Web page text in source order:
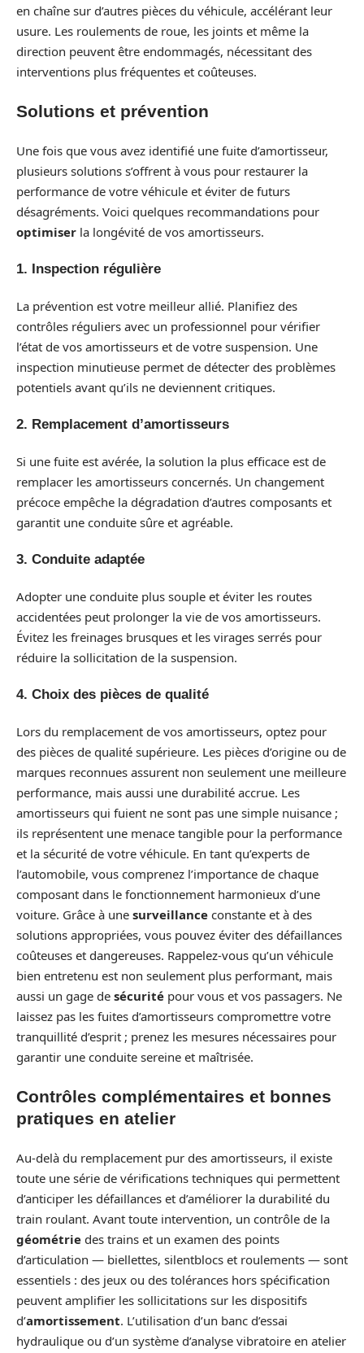
en chaîne sur d’autres pièces du véhicule, accélérant leur
usure. Les roulements de roue, les joints et même la
direction peuvent être endommagés, nécessitant des
interventions plus fréquentes et coûteuses.
Solutions et prévention
Une fois que vous avez identifié une fuite d’amortisseur,
plusieurs solutions s’offrent à vous pour restaurer la
performance de votre véhicule et éviter de futurs
désagréments. Voici quelques recommandations pour
optimiser la longévité de vos amortisseurs.
1. Inspection régulière
La prévention est votre meilleur allié. Planifiez des
contrôles réguliers avec un professionnel pour vérifier
l’état de vos amortisseurs et de votre suspension. Une
inspection minutieuse permet de détecter des problèmes
potentiels avant qu’ils ne deviennent critiques.
2. Remplacement d’amortisseurs
Si une fuite est avérée, la solution la plus efficace est de
remplacer les amortisseurs concernés. Un changement
précoce empêche la dégradation d’autres composants et
garantit une conduite sûre et agréable.
3. Conduite adaptée
Adopter une conduite plus souple et éviter les routes
accidentées peut prolonger la vie de vos amortisseurs.
Évitez les freinages brusques et les virages serrés pour
réduire la sollicitation de la suspension.
4. Choix des pièces de qualité
Lors du remplacement de vos amortisseurs, optez pour
des pièces de qualité supérieure. Les pièces d’origine ou de
marques reconnues assurent non seulement une meilleure
performance, mais aussi une durabilité accrue. Les
amortisseurs qui fuient ne sont pas une simple nuisance ;
ils représentent une menace tangible pour la performance
et la sécurité de votre véhicule. En tant qu’experts de
l’automobile, vous comprenez l’importance de chaque
composant dans le fonctionnement harmonieux d’une
voiture. Grâce à une surveillance constante et à des
solutions appropriées, vous pouvez éviter des défaillances
coûteuses et dangereuses. Rappelez-vous qu’un véhicule
bien entretenu est non seulement plus performant, mais
aussi un gage de sécurité pour vous et vos passagers. Ne
laissez pas les fuites d’amortisseurs compromettre votre
tranquillité d’esprit ; prenez les mesures nécessaires pour
garantir une conduite sereine et maîtrisée.
Contrôles complémentaires et bonnes
pratiques en atelier
Au-delà du remplacement pur des amortisseurs, il existe
toute une série de vérifications techniques qui permettent
d’anticiper les défaillances et d’améliorer la durabilité du
train roulant. Avant toute intervention, un contrôle de la
géométrie des trains et un examen des points
d’articulation — biellettes, silentblocs et roulements — sont
essentiels : des jeux ou des tolérances hors spécification
peuvent amplifier les sollicitations sur les dispositifs
d’amortissement. L’utilisation d’un banc d’essai
hydraulique ou d’un système d’analyse vibratoire en atelier